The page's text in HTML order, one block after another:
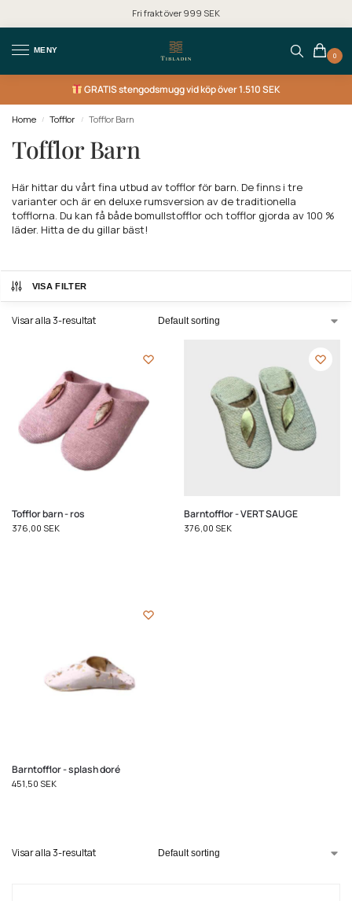
Fri frakt över 999 SEK
MENY
0
GRATISstengodsmugg vid köp över 1.510 SEK
Home / Tofflor / Tofflor Barn
Tofflor Barn
Här hittar du vårt fina utbud av tofflor för barn. De finns i tre
varianter och är en deluxe rumsversion av de traditionella
tofflorna. Du kan få både bomullstofflor och tofflor gjorda av 100 %
läder. Hitta de du gillar bäst!
VISA FILTER
Visar alla 3-resultat
Tofflor barn - ros
376,00 SEK
Barntofflor - VERT SAUGE
376,00 SEK
Barntofflor - splash doré
451,50 SEK
Visar alla 3-resultat